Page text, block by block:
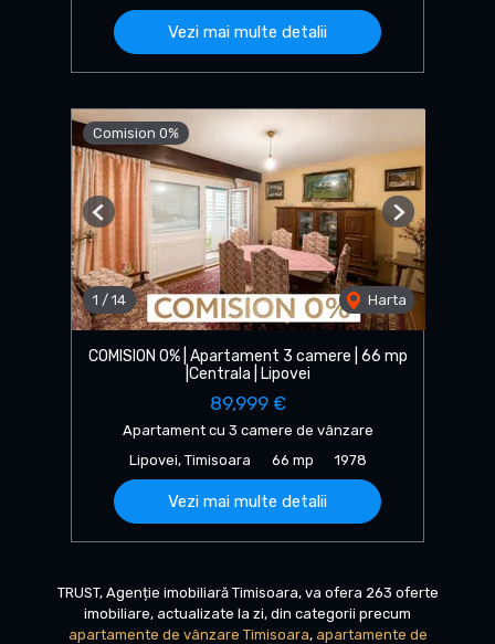
Vezi mai multe detalii
Comision 0%
1 / 14 Harta
Previous Next
COMISION 0% | Apartament 3 camere | 66 mp
|Centrala | Lipovei
89,999 €
Apartament cu 3 camere de vânzare
Lipovei, Timisoara
66 mp 1978
Vezi mai multe detalii
TRUST, Agenție imobiliară Timisoara, va ofera 263 oferte
imobiliare, actualizate la zi, din categorii precum
apartamente de vânzare Timisoara, apartamente de